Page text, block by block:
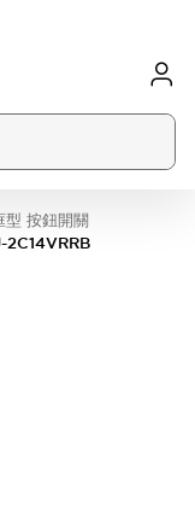
型 按鈕開關
2C14VRRB